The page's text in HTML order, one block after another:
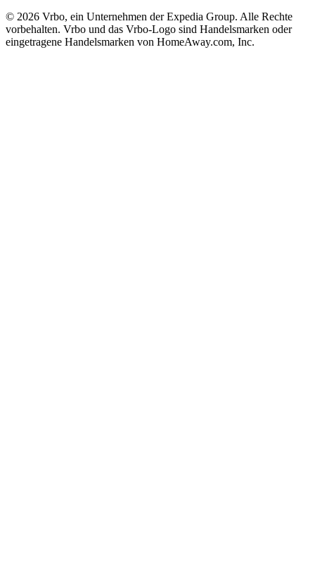
© 2026 Vrbo, ein Unternehmen der Expedia Group. Alle Rechte
vorbehalten. Vrbo und das Vrbo-Logo sind Handelsmarken oder
eingetragene Handelsmarken von HomeAway.com, Inc.